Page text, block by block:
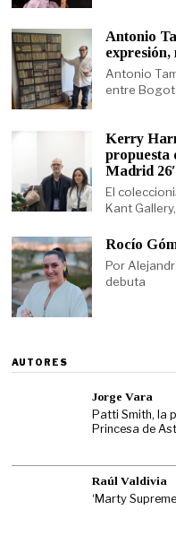
Antonio
Antonio
entre
Kerry
propuesta
Madrid 26′
El
Kant Gallery,
Rocío
Por
debuta
AUTORES
Jorge Vara
Patti Smith, la
Princesa de
Raúl Valdivia
‘Marty